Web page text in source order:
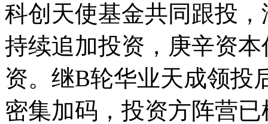
科创天使基金共同跟投
持续追加投资，庚辛资
资。继B轮华业天成领投
密集加码，投资方阵营